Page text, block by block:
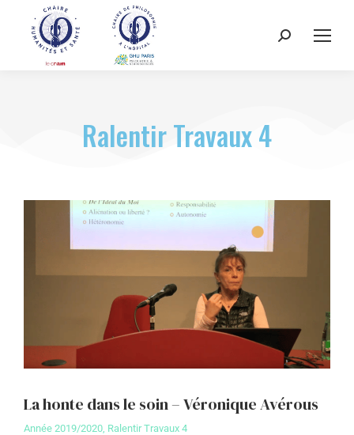
Ralentir Travaux 4
La honte dans le soin – Véronique Avérous
Année 2019/2020 Ralentir Travaux 4